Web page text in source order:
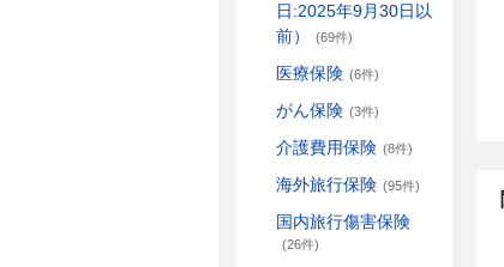
日:2025年9月30日以
前）
(69件)
医療保険 (6件)
がん保険 (3件)
介護費用保険 (8件)
海外旅行保険 (95件)
国内旅行傷害保険
(26件)